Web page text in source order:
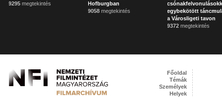
9295 megtekintés
Hofburgban
9058 megtekintés
egybekötött
a Városligeti tavon
9372 megtekintés
Főoldal
Témák
Személyek
Helyek